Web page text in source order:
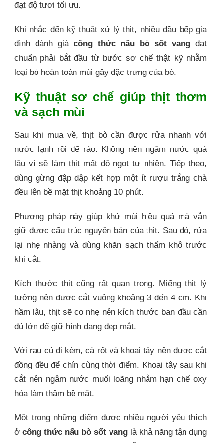
đạt độ tươi tối ưu.
Khi nhắc đến kỹ thuật xử lý thịt, nhiều đầu bếp gia
đình đánh giá công thức nấu bò sốt vang đạt
chuẩn phải bắt đầu từ bước sơ chế thật kỹ nhằm
loại bỏ hoàn toàn mùi gây đặc trưng của bò.
Kỹ thuật sơ chế giúp thịt thơm
và sạch mùi
Sau khi mua về, thịt bò cần được rửa nhanh với
nước lạnh rồi để ráo. Không nên ngâm nước quá
lâu vì sẽ làm thịt mất độ ngọt tự nhiên. Tiếp theo,
dùng gừng đập dập kết hợp một ít rượu trắng chà
đều lên bề mặt thịt khoảng 10 phút.
Phương pháp này giúp khử mùi hiệu quả mà vẫn
giữ được cấu trúc nguyên bản của thịt. Sau đó, rửa
lại nhẹ nhàng và dùng khăn sạch thấm khô trước
khi cắt.
Kích thước thịt cũng rất quan trọng. Miếng thịt lý
tưởng nên được cắt vuông khoảng 3 đến 4 cm. Khi
hầm lâu, thịt sẽ co nhẹ nên kích thước ban đầu cần
đủ lớn để giữ hình dạng đẹp mắt.
Với rau củ đi kèm, cà rốt và khoai tây nên được cắt
đồng đều để chín cùng thời điểm. Khoai tây sau khi
cắt nên ngâm nước muối loãng nhằm hạn chế oxy
hóa làm thâm bề mặt.
Một trong những điểm được nhiều người yêu thích
ởcông thức nấu bò sốt vanglà khả năng tận dụng